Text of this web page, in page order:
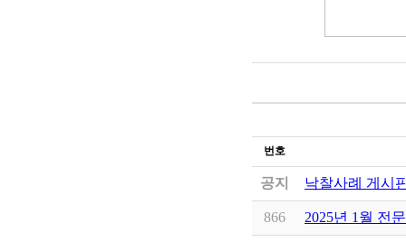
번호
공지 낙찰사례 게시
866 2025년 1월 전